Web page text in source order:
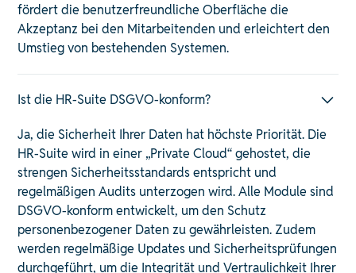
fördert die benutzerfreundliche Oberfläche die
Akzeptanz bei den Mitarbeitenden und erleichtert den
Umstieg von bestehenden Systemen.
Ist die HR-Suite DSGVO-konform?
Ja, die Sicherheit Ihrer Daten hat höchste Priorität. Die
HR-Suite wird in einer „Private Cloud“ gehostet, die
strengen Sicherheitsstandards entspricht und
regelmäßigen Audits unterzogen wird. Alle Module sind
DSGVO-konform entwickelt, um den Schutz
personenbezogener Daten zu gewährleisten. Zudem
werden regelmäßige Updates und Sicherheitsprüfungen
durchgeführt, um die Integrität und Vertraulichkeit Ihrer